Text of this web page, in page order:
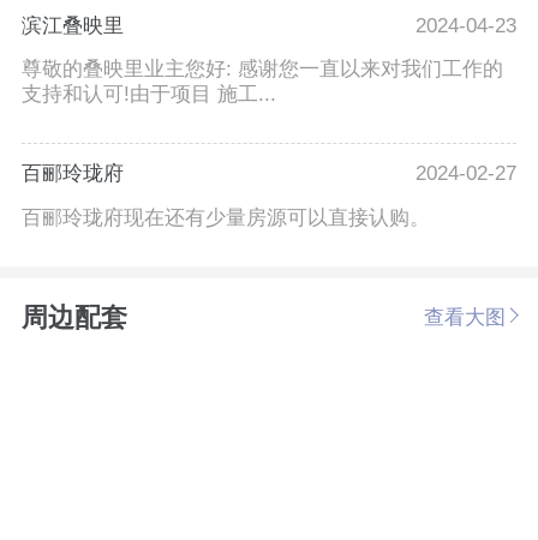
滨江叠映里
2024-04-23
尊敬的叠映里业主您好: 感谢您一直以来对我们工作的
支持和认可!由于项目 施工...
百郦玲珑府
2024-02-27
百郦玲珑府现在还有少量房源可以直接认购。
周边配套 查看大图